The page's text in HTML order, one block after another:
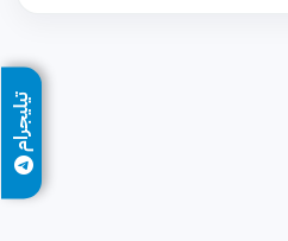
تيليجرام